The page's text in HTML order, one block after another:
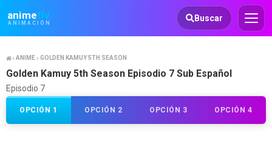
animeflv
ANIMACIÓN
Animeflv Buscar
ANIME GOLDEN KAMUY 5TH SEASON
Golden Kamuy 5th Season Episodio 7 Sub Español
Episodio 7
OPCIÓN 1 OPCIÓN 2 OPCIÓN 3 OPCIÓN 4